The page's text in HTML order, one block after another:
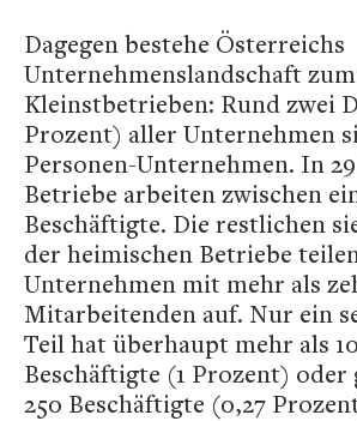
Dagegen bestehe Österreichs
Unternehmenslandschaft
Kleinstbetrieben: Rund zwei
Prozent) aller Unternehmen
Personen-Unternehmen. In
Betriebe arbeiten zwischen
Beschäftigte. Die restlichen
der heimischen Betriebe
Unternehmen mit mehr als
Mitarbeitenden auf. Nur ein
Teil hat überhaupt mehr als
Beschäftigte (1 Prozent) oder
250 Beschäftigte (0,27